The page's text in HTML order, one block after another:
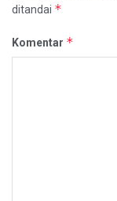
ditandai *
Komentar *